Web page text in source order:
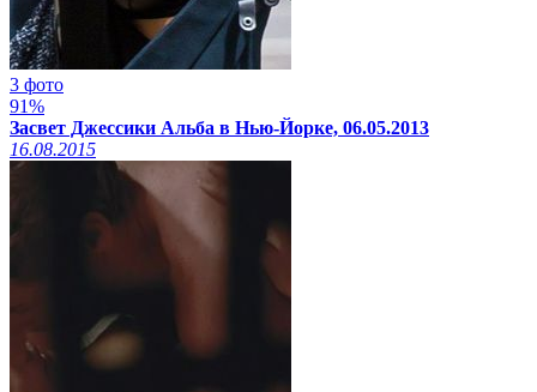
3 фото
91%
Засвет Джессики Альба в Нью-Йорке, 06.05.2013
16.08.2015